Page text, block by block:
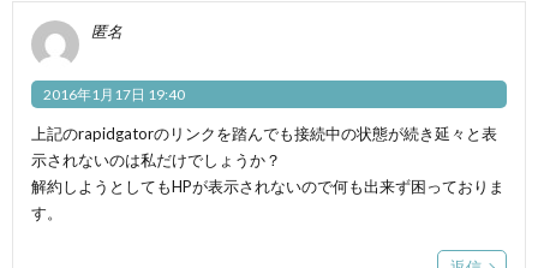
匿名
2016年1月17日 19:40
上記のrapidgatorのリンクを踏んでも接続中の状態が続き延々と表
示されないのは私だけでしょうか？
解約しようとしてもHPが表示されないので何も出来ず困っておりま
す。